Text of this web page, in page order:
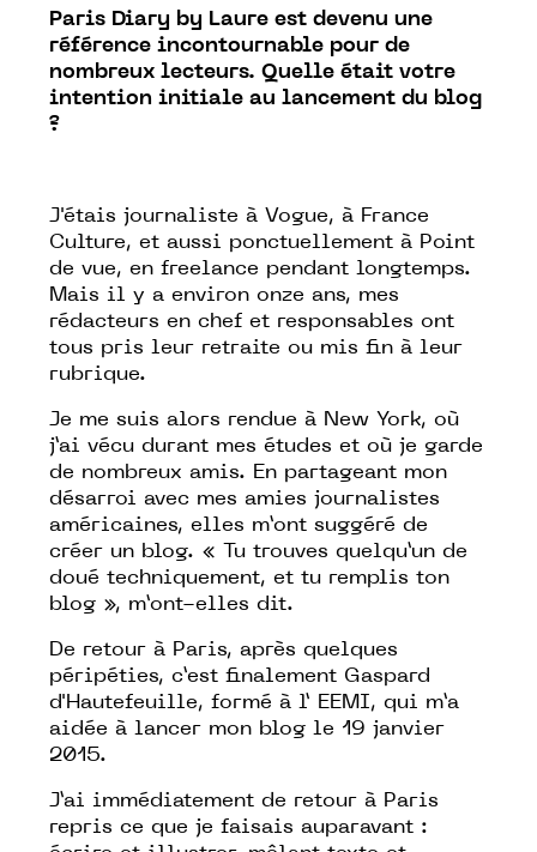
Paris Diary by Laure est devenu une
référence incontournable pour de
nombreux lecteurs. Quelle était votre
intention initiale au lancement du blog
?
J'étais journaliste à Vogue, à France
Culture, et aussi ponctuellement à Point
de vue, en freelance pendant longtemps.
Mais il y a environ onze ans, mes
rédacteurs en chef et responsables ont
tous pris leur retraite ou mis fin à leur
rubrique.
Je me suis alors rendue à New York, où
j’ai vécu durant mes études et où je garde
de nombreux amis. En partageant mon
désarroi avec mes amies journalistes
américaines, elles m’ont suggéré de
créer un blog. « Tu trouves quelqu’un de
doué techniquement, et tu remplis ton
blog », m’ont-elles dit.
De retour à Paris, après quelques
péripéties, c’est finalement Gaspard
d'Hautefeuille, formé à l’ EEMI, qui m’a
aidée à lancer mon blog le 19 janvier
2015.
J’ai immédiatement de retour à Paris
repris ce que je faisais auparavant :